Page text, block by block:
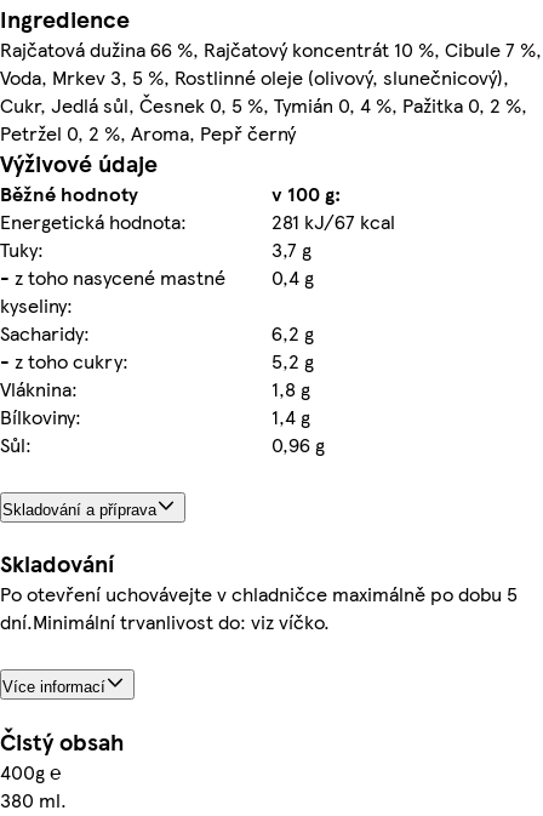
Ingredience
Rajčatová dužina 66 %, Rajčatový koncentrát 10 %, Cibule 7 %,
Voda, Mrkev 3, 5 %, Rostlinné oleje (olivový, slunečnicový),
Cukr, Jedlá sůl, Česnek 0, 5 %, Tymián 0, 4 %, Pažitka 0, 2 %,
Petržel 0, 2 %, Aroma, Pepř černý
Výživové údaje
Běžné hodnoty
v 100 g:
Energetická hodnota:
281 kJ/67 kcal
Tuky:
3,7 g
- z toho nasycené mastné
kyseliny:
0,4 g
Sacharidy:
6,2 g
- z toho cukry:
5,2 g
Vláknina:
1,8 g
Bílkoviny:
1,4 g
Sůl:
0,96 g
Skladování a příprava
Skladování
Po otevření uchovávejte v chladničce maximálně po dobu 5
dní.Minimální trvanlivost do: viz víčko.
Více informací
Čistý obsah
400g ℮
380 ml.